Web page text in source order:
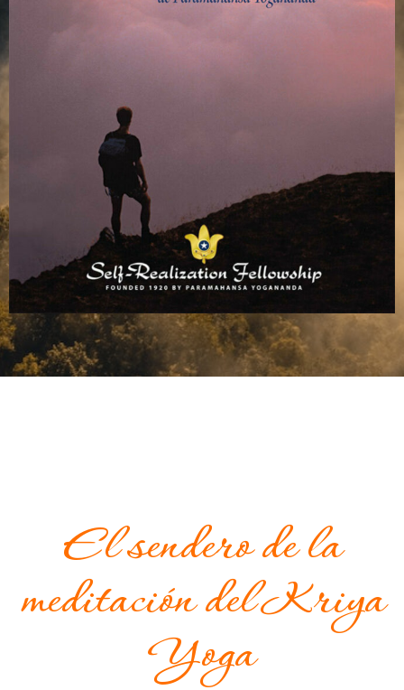
El sendero de la
meditación del Kriya
Yoga